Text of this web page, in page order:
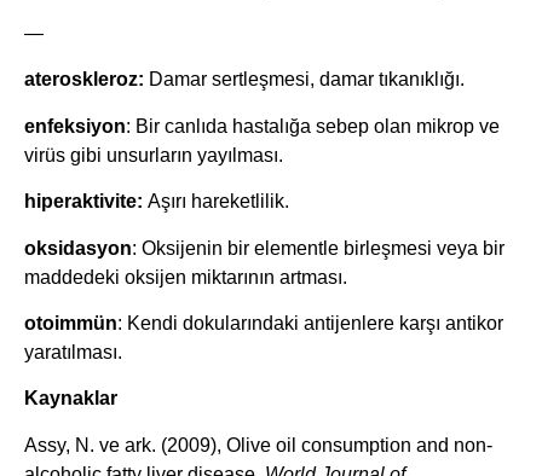
—
ateroskleroz: Damar sertleşmesi, damar tıkanıklığı.
enfeksiyon: Bir canlıda hastalığa sebep olan mikrop ve
virüs gibi unsurların yayılması.
hiperaktivite: Aşırı hareketlilik.
oksidasyon: Oksijenin bir elementle birleşmesi veya bir
maddedeki oksijen miktarının artması.
otoimmün: Kendi dokularındaki antijenlere karşı antikor
yaratılması.
Kaynaklar
Assy, N. ve ark. (2009), Olive oil consumption and non-